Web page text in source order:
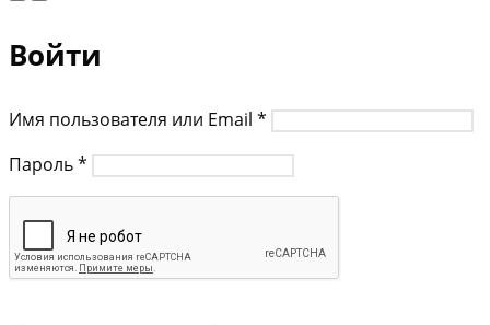
Войти
Имя пользователя или Email *
Пароль*